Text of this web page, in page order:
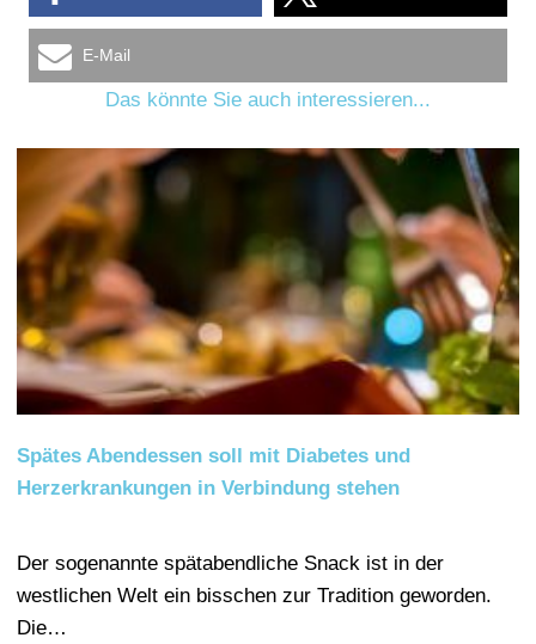
E-Mail
Das könnte Sie auch interessieren...
Spätes Abendessen soll mit Diabetes und
Herzerkrankungen in Verbindung stehen
Der sogenannte spätabendliche Snack ist in der
westlichen Welt ein bisschen zur Tradition geworden.
Die…